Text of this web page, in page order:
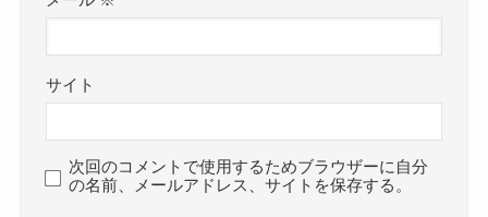
サイト
次回のコメントで使用するためブラウザーに自分
の名前、メールアドレス、サイトを保存する。